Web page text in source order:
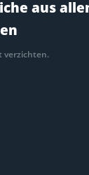
aus
verzichten.